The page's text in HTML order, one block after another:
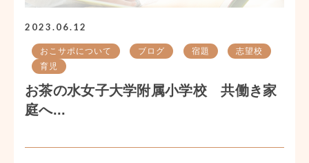
2023.06.12
おこサポについて ブログ 宿題
志望校
育児
お茶の水女子大学附属小学校 共働き家
庭へ...